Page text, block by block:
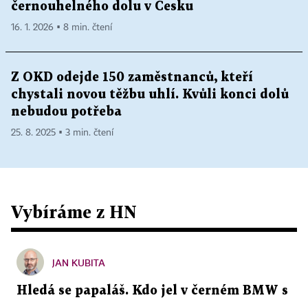
černouhelného dolu v Česku
16. 1. 2026 ▪ 8 min. čtení
Z OKD odejde 150 zaměstnanců, kteří
chystali novou těžbu uhlí. Kvůli konci dolů
nebudou potřeba
25. 8. 2025 ▪ 3 min. čtení
Vybíráme z HN
JAN KUBITA
Hledá se papaláš. Kdo jel v černém BMW s